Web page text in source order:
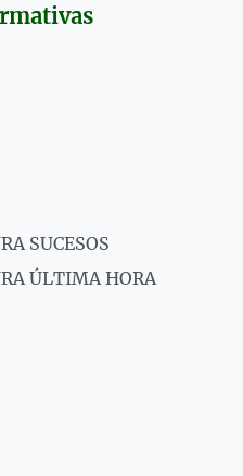
SUCESOS
ÚLTIMA HORA